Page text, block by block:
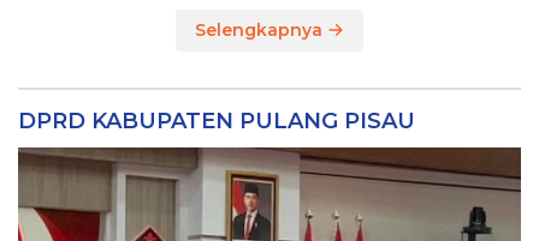
Selengkapnya
DPRD KABUPATEN PULANG PISAU